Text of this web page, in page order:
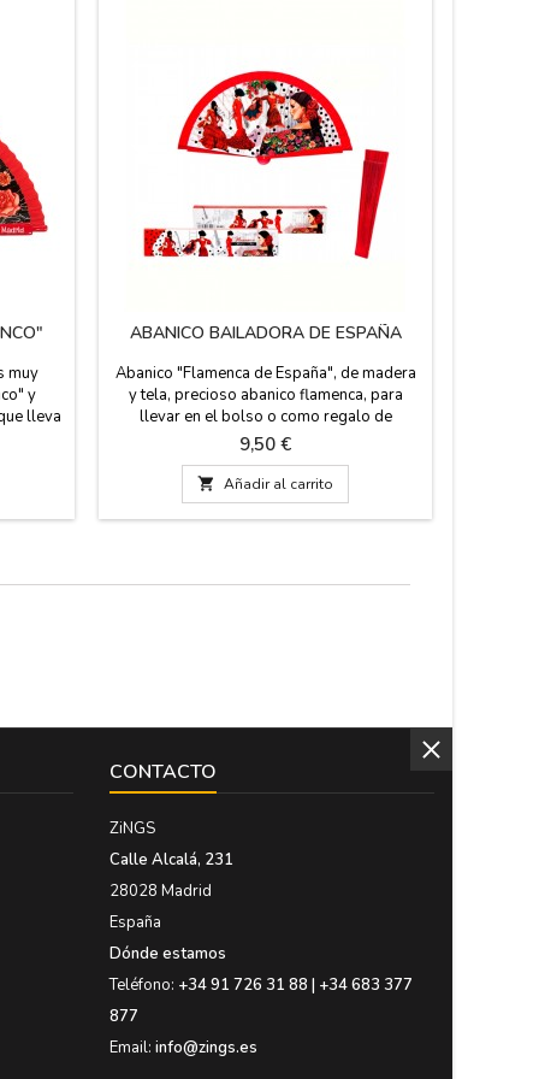
muy
y
lleva
negro
rojos.
muy
23 cm
ABANICO BAILADORA DE ESPAÑA
Abanico "Flamenca de España", de madera
y tela, precioso abanico flamenca, para
llevar en el bolso o como regalo de
recuerdo de España. Se entrega en una caja
de regalo con el mismo diseño que lleva el
abanico. Souvenirs de España y Flamenco,
ideal para escuelas de Baile o eventos. Si
quieres llevarlo siempre colgado, no te
Precio
9,50 €
 Añadir al carrito
CONTACTO
ZiNGS
Calle Alcalá, 231
28028 Madrid
España
Dónde estamos
Teléfono: +34 91 726 31 88 | +34 683 377
877
Email: info@zings.es